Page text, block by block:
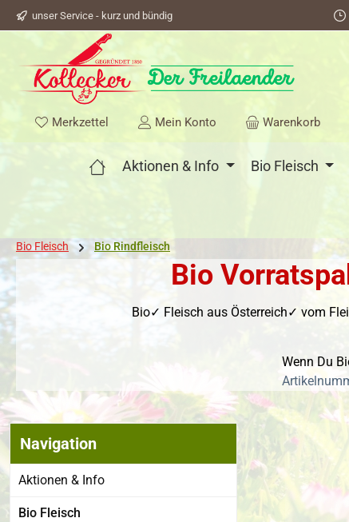
Zur Hauptnavigation springen
unser Service - kurz und bündig
Merkzettel Du hast 0 Produkte auf dem Merkzettel
Mein Konto Warenkorb
Aktionen & Info Bio Fleisch
Bio Fleisch Bio Rindfleisch
Bio
Bio✓ Fleisch aus Österreich✓ vom
Wenn Du
Navigation
Aktionen & Info
Bio Fleisch